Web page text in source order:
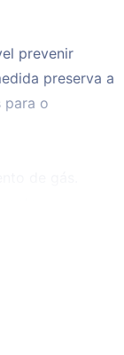
prevenir
preserva a
para o